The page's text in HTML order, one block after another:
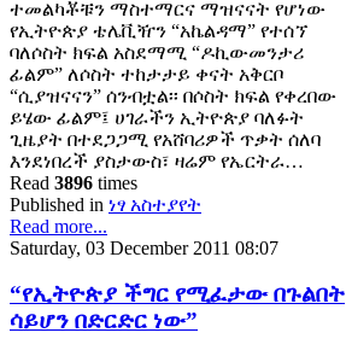
ተመልካቾቹን ማስተማርና ማዝናናት የሆነው
የኢትዮጵያ ቴሌቪዥን “አኬልዳማ” የተሰኘ
ባለሶስት ክፍል አስደማሚ “ዶኪውመንታሪ
ፊልም” ለሶስት ተከታታይ ቀናት አቅርቦ
“ሲያዝናናን” ሰንብቷል፡፡ በሶስት ክፍል የቀረበው
ይሄው ፊልም፤ ሀገራችን ኢትዮጵያ ባለፉት
ጊዜያት በተደጋጋሚ የአሸባሪዎች ጥቃት ሰለባ
እንደነበረች ያስታውስ፣ ዛሬም የኤርትራ…
Read 3896 times
Published in ነፃ አስተያየት
Read more...
Saturday, 03 December 2011 08:07
“የኢትዮጵያ ችግር የሚፈታው በጉልበት
ሳይሆን በድርድር ነው”